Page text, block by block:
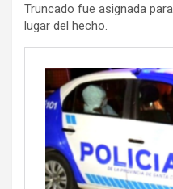
Truncado fue asignada
lugar del hecho.